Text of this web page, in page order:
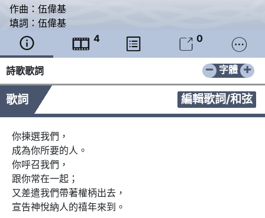
作曲： 伍偉基
填詞： 伍偉基
  4   0 
詩歌歌詞 − +
字體
歌詞 編輯歌詞/和弦
你揀選我們，
成為你所要的人。
你呼召我們，
跟你常在一起；
又差遣我們帶著權柄出去，
宣告神悅納人的禧年來到。